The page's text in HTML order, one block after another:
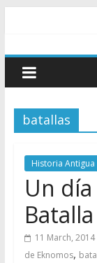
batallas
Historia Antigua
Un
11 March, 2014
de Eknomos,